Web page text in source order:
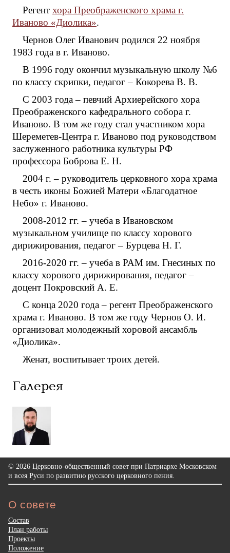
Регент хора Преображенского храма г.
Иваново «Диолика».
Чернов Олег Иванович родился 22 ноября
1983 года в г. Иваново.
В 1996 году окончил музыкальную школу №6
по классу скрипки, педагог – Кокорева В. В.
С 2003 года – певчий Архиерейского хора
Преображенского кафедрального собора г.
Иваново. В том же году стал участником хора
Шереметев-Центра г. Иваново под руководством
заслуженного работника культуры РФ
профессора Боброва Е. Н.
2004 г. – руководитель церковного хора храма
в честь иконы Божией Матери «Благодатное
Небо» г. Иваново.
2008-2012 гг. – учеба в Ивановском
музыкальном училище по классу хорового
дирижирования, педагог – Бурцева Н. Г.
2016-2020 гг. – учеба в РАМ им. Гнесиных по
классу хорового дирижирования, педагог –
доцент Покровский А. Е.
С конца 2020 года – регент Преображенского
храма г. Иваново. В том же году Чернов О. И.
организовал молодежный хоровой ансамбль
«Диолика».
Женат, воспитывает троих детей.
Галерея
© 2026 Церковно-общественный совет при Патриархе Московском
и всея Руси по развитию русского церковного пения.
О совете
Состав
План работы
Проекты
Положение